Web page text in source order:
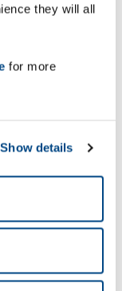
they will all
for more
Show details